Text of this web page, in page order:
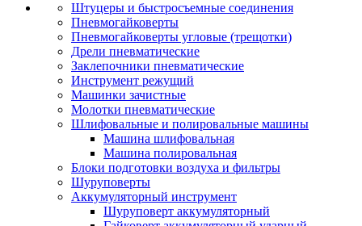
Штуцеры и быстросъемные соединения
Пневмогайковерты
Пневмогайковерты угловые (трещотки)
Дрели пневматические
Заклепочники пневматические
Инструмент режущий
Машинки зачистные
Молотки пневматические
Шлифовальные и полировальные машины
Машина шлифовальная
Машина полировальная
Блоки подготовки воздуха и фильтры
Шуруповерты
Аккумуляторный инструмент
Шуруповерт аккумуляторный